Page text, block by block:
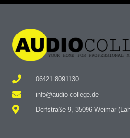
06421 8091130
info@audio-college.de
Dorfstraße 9, 35096 Weimar